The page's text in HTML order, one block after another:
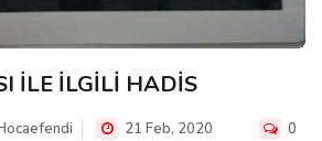
İLE İLGİLİ HADİS
21 Feb, 2020 0